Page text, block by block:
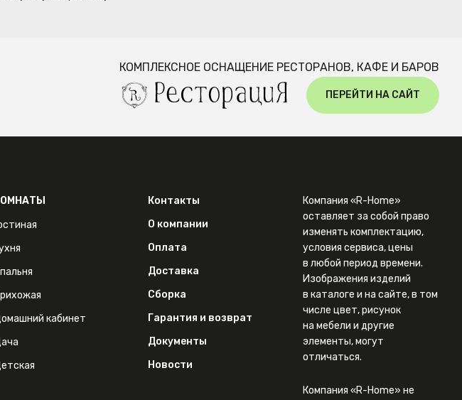
КОМПЛЕКСНОЕ ОСНАЩЕНИЕ РЕСТОРАНОВ, КАФЕ И БАРОВ
ПЕРЕЙТИ НА САЙТ
кабинет
Контакты
О компании
Оплата
Доставка
Сборка
Гарантия и возврат
Документы
Новости
Компания «R-Home»
оставляет за собой право
изменять комплектацию,
условия сервиса, цены
в любой период времени.
Изображения изделий
в каталоге и на сайте, в том
числе цвет, рисунок
на мебели и другие
элементы, могут
отличаться.
Компания «R-Home» не